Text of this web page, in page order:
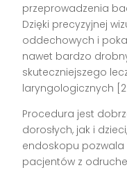
przeprowadzenia
Dzięki precyzyjnej
oddechowych i
nawet bardzo
skuteczniejszego
laryngologicznych
Procedura jest
dorosłych, jak i
endoskopu
pacjentów z